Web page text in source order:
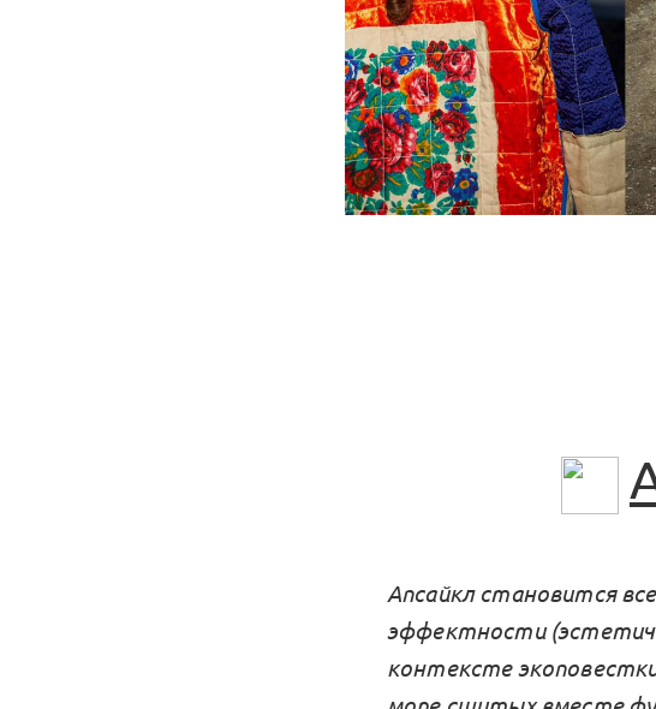
Апсайкл становится
эффектности
контексте